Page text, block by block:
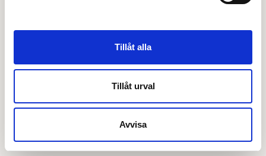
Tillåt alla
Tillåt urval
Avvisa